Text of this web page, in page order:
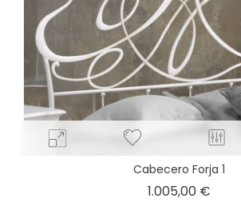
Cabecero Forja 1
1.005,00 €Precio